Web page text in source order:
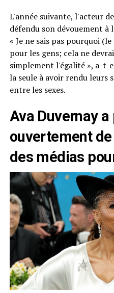
L'année suivante, l'acteur
défendu son dévouement à
« Je ne sais pas pourquoi
pour les gens; cela ne
simplement l'égalité », a-t-
la seule à avoir rendu leurs
entre les sexes.
Ava Duvernay
ouvertement
des médias